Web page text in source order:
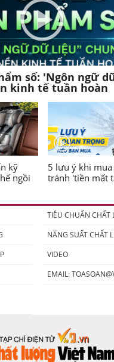
số: 'Ngôn ngữ
kinh tế tuần hoàn
kỹ
ngồi
5 lưu ý khi
tránh 'tiền mất
TIÊU CHUẨN CHẤT
NĂNG SUẤT CHẤT
VIDEO
EMAIL: